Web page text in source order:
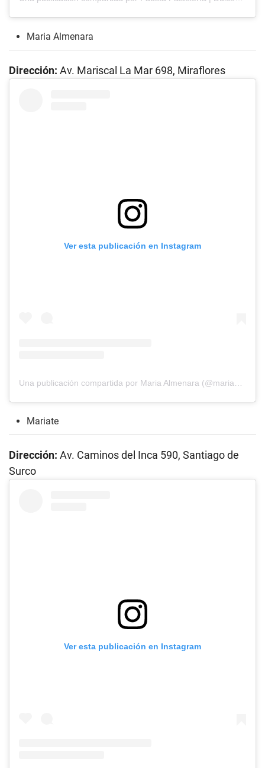
Maria Almenara
Dirección: Av. Mariscal La Mar 698, Miraflores
Ver esta publicación en Instagram
Mariate
Dirección: Av. Caminos del Inca 590, Santiago de
Surco
Ver esta publicación en Instagram